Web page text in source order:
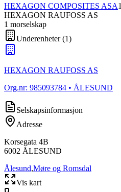
HEXAGON COMPOSITES ASA
HEXAGON RAUFOSS AS
1 morselskap
Underenheter(1)
HEXAGON RAUFOSS AS
Org.nr: 985093784 • ÅLESUND
Selskapsinformasjon
Adresse
Korsegata 4B
6002 ÅLESUND
Ålesund,Møre og Romsdal
Vis kart